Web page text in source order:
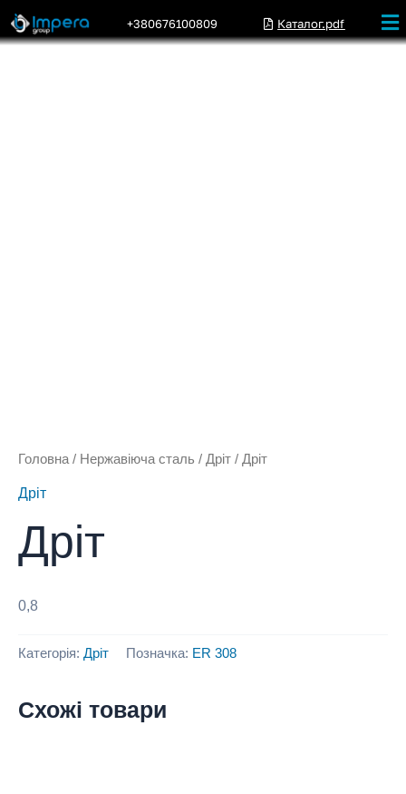
+380676100809 Каталог.pdf
Головна / Нержавіюча сталь / Дріт / Дріт
Дріт
Дріт
0,8
Категорія: Дріт Позначка: ER 308
Схожі товари